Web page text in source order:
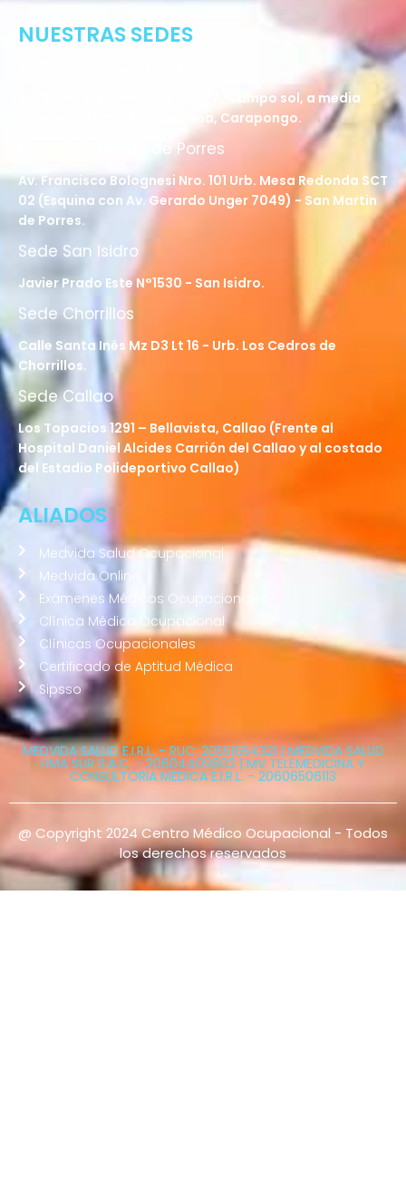
NUESTRAS SEDES
Av. 24 de Setiembre Mz. I Lt. 2A, Campo sol, a media
cuadra del Paradero Cabana, Carapongo.
Sede San Martín de Porres
Av. Francisco Bolognesi Nro. 101 Urb. Mesa Redonda SCT
02 (Esquina con Av. Gerardo Unger 7049) - San Martin
de Porres.
Sede San Isidro
Javier Prado Este N°1530 - San Isidro.
Sede Chorrillos
Calle Santa Inés Mz D3 Lt 16 - Urb. Los Cedros de
Chorrillos.
Sede Callao
Los Topacios 1291 – Bellavista, Callao (Frente al
Hospital Daniel Alcides Carrión del Callao y al costado
del Estadio Polideportivo Callao)
ALIADOS
Medvida Salud Ocupacional
Medvida Online
Exámenes Médicos Ocupacionales
Clínica Médica Ocupacional
Clínicas Ocupacionales
Certificado de Aptitud Médica
Sipsso
MEDVIDA SALUD E.I.R.L. - RUC: 20551654321 | MEDVIDA SALUD
LIMA SUR S.A.C. - 20604409803 | MV TELEMEDICINA Y
CONSULTORIA MEDICA E.I.R.L. - 20606506113
@ Copyright 2024 Centro Médico Ocupacional - Todos
los derechos reservados